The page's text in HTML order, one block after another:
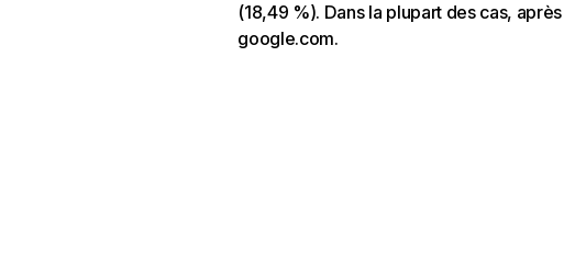
(18,49 %). Dans la plupart des cas,
google.com.